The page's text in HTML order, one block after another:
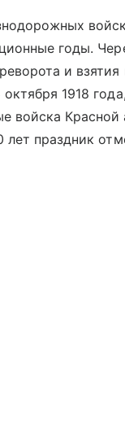
годы.
и взятия
1918
войска Красной
праздник